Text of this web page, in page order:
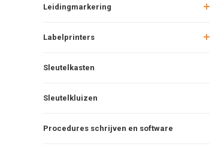
Leidingmarkering
Labelprinters
Sleutelkasten
Sleutelkluizen
Procedures schrijven en software